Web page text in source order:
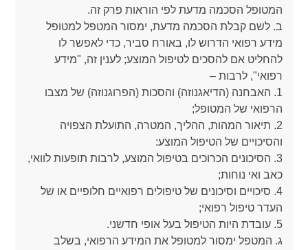
המטופל הסכמה מדעת לפי הוראות פרק זה.
ב. לשם קבלת הסכמה מדעת, ימסור המטפל למטופל
מידע רפואי הדרוש לו, באורח סביר, כדי לאפשר לו
להחליט אם להסכים לטיפול המוצע; לענין זה, "מידע
רפואי", לרבות –
1. האבחנה (הדיאגנוזה) והסכות (הפרוגנוזה) של מצבו
הרפואי של המטופל;
2. תיאור המהות, ההליך, המטרה, התועלת הצפויה
והסיכויים של הטיפול המוצע:
3. הסיכונים הכרוכים בטיפול המוצע, לרבות תופעות לוואי,
כאב ואי נוחות;
4. סיכויים וסיכונים של טיפולים רפואיים חלופיים או של
העדר טיפול רפואי;
5. עובדת היות הטיפול בעל אופי חדשני.
ג. המטפל ימסור למטופל את המידע הרפואי, בשלב